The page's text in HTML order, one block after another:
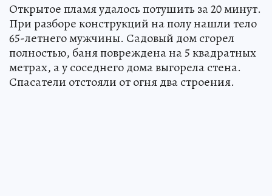
Открытое пламя удалось потушить за 20 минут.
При разборе конструкций на полу нашли тело
65-летнего мужчины. Садовый дом сгорел
полностью, баня повреждена на 5 квадратных
метрах, а у соседнего дома выгорела стена.
Спасатели отстояли от огня два строения.